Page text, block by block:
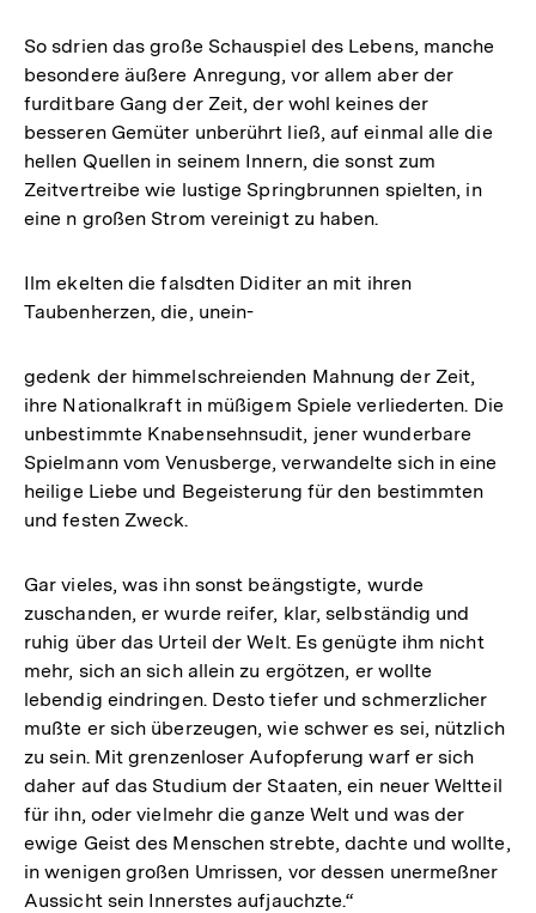
So sdrien das große Schauspiel des Lebens, manche
besondere äußere Anregung, vor allem aber der
furditbare Gang der Zeit, der wohl keines der
besseren Gemüter unberührt ließ, auf einmal alle die
hellen Quellen in seinem Innern, die sonst zum
Zeitvertreibe wie lustige Springbrunnen spielten, in
eine n großen Strom vereinigt zu haben.
Ilm ekelten die falsdten Diditer an mit ihren
Taubenherzen, die, unein-
gedenk der himmelschreienden Mahnung der Zeit,
ihre Nationalkraft in müßigem Spiele verliederten. Die
unbestimmte Knabensehnsudit, jener wunderbare
Spielmann vom Venusberge, verwandelte sich in eine
heilige Liebe und Begeisterung für den bestimmten
und festen Zweck.
Gar vieles, was ihn sonst beängstigte, wurde
zuschanden, er wurde reifer, klar, selbständig und
ruhig über das Urteil der Welt. Es genügte ihm nicht
mehr, sich an sich allein zu ergötzen, er wollte
lebendig eindringen. Desto tiefer und schmerzlicher
mußte er sich überzeugen, wie schwer es sei, nützlich
zu sein. Mit grenzenloser Aufopferung warf er sich
daher auf das Studium der Staaten, ein neuer Weltteil
für ihn, oder vielmehr die ganze Welt und was der
ewige Geist des Menschen strebte, dachte und wollte,
in wenigen großen Umrissen, vor dessen unermeßner
Aussicht sein Innerstes aufjauchzte.“